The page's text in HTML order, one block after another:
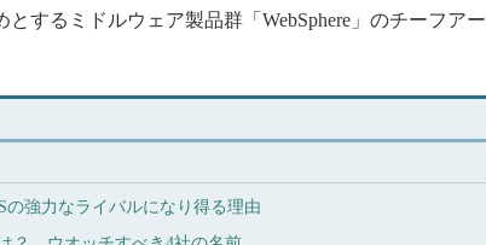
するミドルウェア製品群「WebSphere」のチーフアー
の強力なライバルになり得る理由